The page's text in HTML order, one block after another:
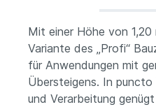
Mit einer Höhe von
Variante des „Profi“
für Anwendungen mit
Übersteigens. In
und Verarbeitung